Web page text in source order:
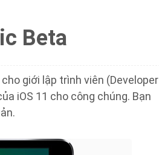
Beta
giới lập trình viên (Developer
iOS 11 cho công chúng. Bạn